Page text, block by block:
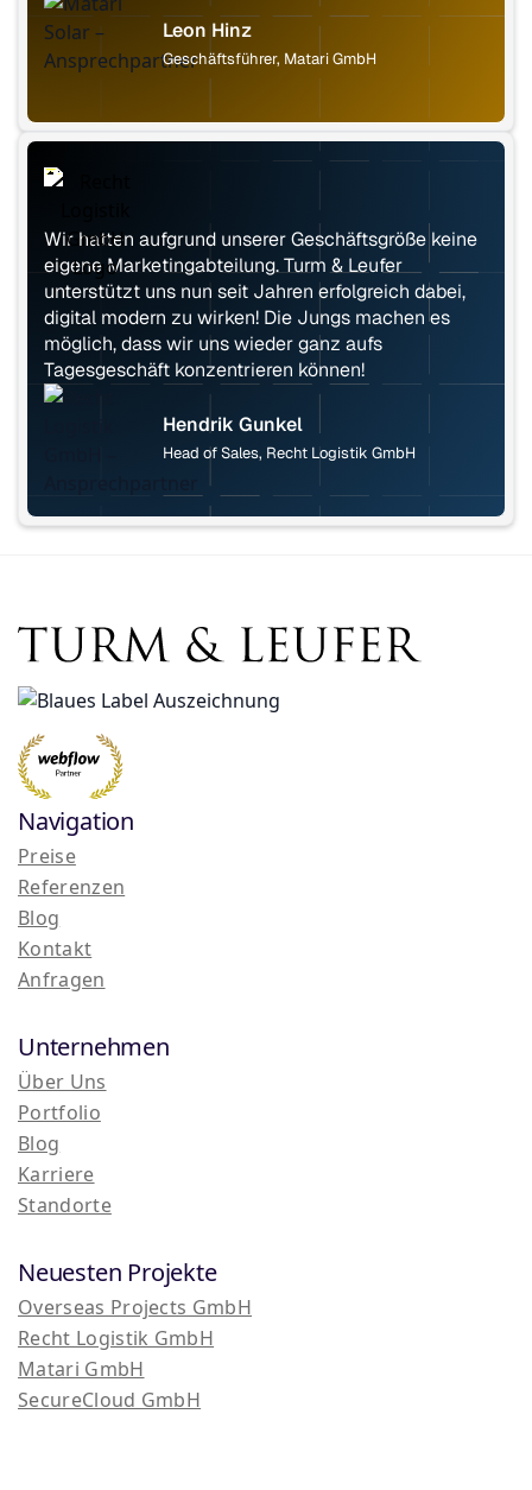
Leon Hinz
Geschäftsführer, Matari GmbH
Wir hatten aufgrund unserer Geschäftsgröße keine
eigene Marketingabteilung. Turm & Leufer
unterstützt uns nun seit Jahren erfolgreich dabei,
digital modern zu wirken! Die Jungs machen es
möglich, dass wir uns wieder ganz aufs
Tagesgeschäft konzentrieren können!
Hendrik Gunkel
Head of Sales, Recht Logistik GmbH
Navigation
Preise
Referenzen
Blog
Kontakt
Anfragen
Unternehmen
Über Uns
Portfolio
Blog
Karriere
Standorte
Neuesten Projekte
Overseas Projects GmbH
Recht Logistik GmbH
Matari GmbH
SecureCloud GmbH